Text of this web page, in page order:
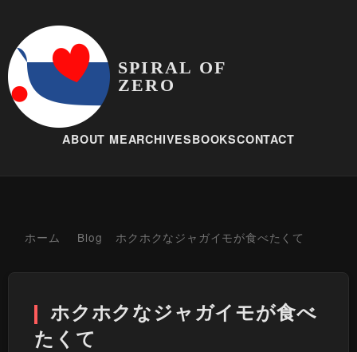
SPIRAL OF
ZERO
ABOUT MEARCHIVESBOOKSCONTACT
ホーム Blog ホクホクなジャガイモが食べたくて
ホクホクなジャガイモが食べ
たくて